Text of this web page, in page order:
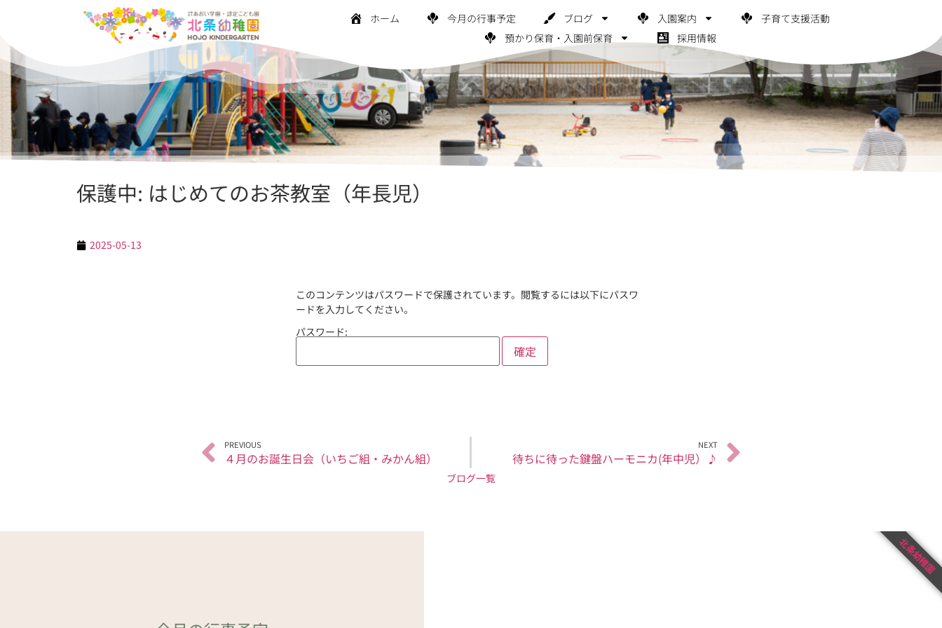
ホーム 今月の行事予定 ブログ 入園案内
子育て支援活動
預かり保育・入園前保育
採用情報
保護中: はじめてのお茶教室（年長児）
2025-05-13
このコンテンツはパスワードで保護されています。閲覧するには以下にパスワ
ードを入力してください。
パスワード:
PREVIOUS
４月のお誕生日会（いちご組・みかん組）
NEXT
待ちに待った鍵盤ハーモニカ(年中児）♪
ブログ一覧
北条幼稚園